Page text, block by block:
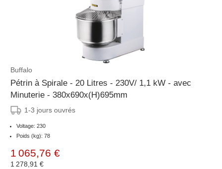
Buffalo
Pétrin à Spirale - 20 Litres - 230V/ 1,1 kW - avec
Minuterie - 380x690x(H)695mm
1-3 jours ouvrés
Voltage: 230
Poids (kg): 78
1 065,76 €
1 278,91 €